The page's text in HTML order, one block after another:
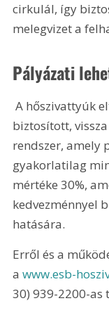
cirkulál, így
melegvizet a
Pályázati
A hőszivattyúk elterjedését segíti elő az állam által
biztosított,
rendszer, amely
gyakorlatilag
mértéke 30%,
kedvezménnyel
hatására.
Erről és a
a www.esb-
30) 939-2200-as